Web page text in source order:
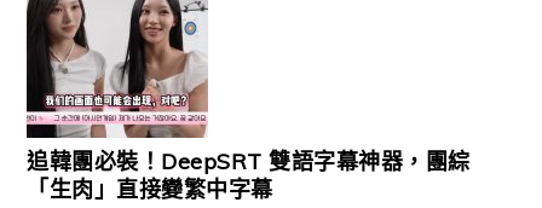
追韓團必裝！DeepSRT 雙語字幕神器，團綜
「生肉」直接變繁中字幕